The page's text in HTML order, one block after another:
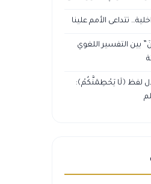
تتداعى الأمم علينا
بين التفسير اللغوي
لفظ ﴿لَا يَحْطِمَنَّكُمْ﴾: